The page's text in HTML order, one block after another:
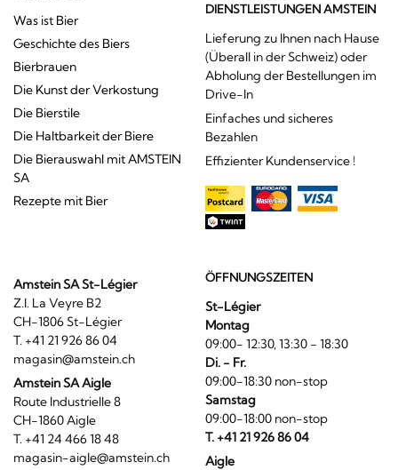
Was ist Bier
Geschichte des Biers
Bierbrauen
Die Kunst der Verkostung
Die Bierstile
Die Haltbarkeit der Biere
Die Bierauswahl mit AMSTEIN
SA
Rezepte mit Bier
DIENSTLEISTUNGEN AMSTEIN
Lieferung zu Ihnen nach Hause
(Überall in der Schweiz) oder
Abholung der Bestellungen im
Drive-In
Einfaches und sicheres
Bezahlen
Effizienter Kundenservice !
Amstein SA St-Légier
Z.I. La Veyre B2
CH-1806 St-Légier
T. +41 21 926 86 04
magasin@amstein.ch
Amstein SA Aigle
Route Industrielle 8
CH-1860 Aigle
T. +41 24 466 18 48
magasin-aigle@amstein.ch
ÖFFNUNGSZEITEN
St-Légier
Montag
09:00- 12:30, 13:30 - 18:30
Di. - Fr.
09:00-18:30 non-stop
Samstag
09:00-18:00 non-stop
T. +41 21 926 86 04
Aigle